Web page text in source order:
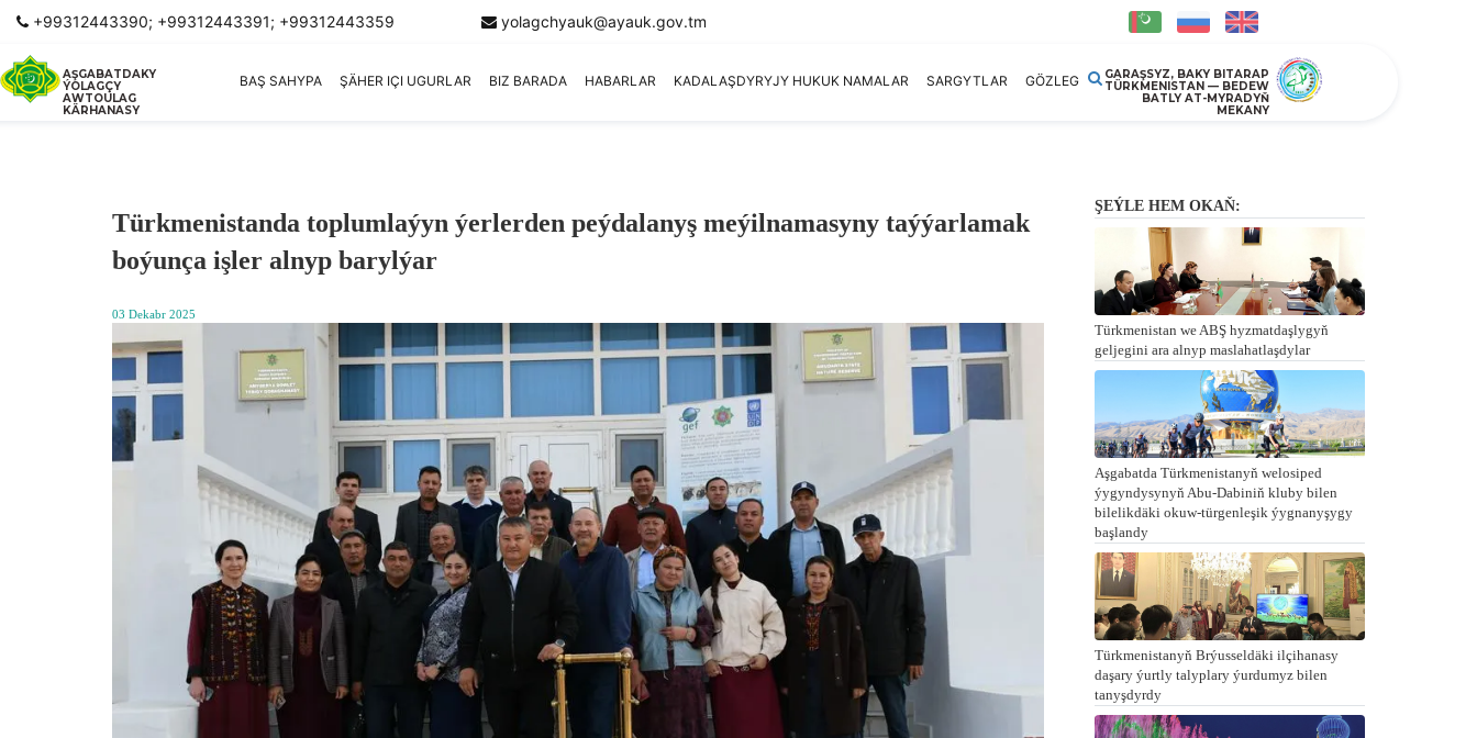
+99312443390; +99312443391; +99312443359 yolagchyauk@ayauk.gov.tm
AŞGABATDAKY
ÝOLAGÇY
AWTOULAG
KÄRHANASY
BAŞ SAHYPA ŞÄHER IÇI UGURLAR BIZ BARADA HABARLAR KADALAŞDYRYJY HUKUK NAMALAR SARGYTLAR GÖZLEG
GARAŞSYZ, BAKY BITARAP
TÜRKMENISTAN — BEDEW
BATLY AT-MYRADYŇ
MEKANY
Türkmenistanda toplumlaýyn ýerlerden peýdalanyş meýilnamasyny taýýarlamak
boýunça işler alnyp barylýar
03 Dekabr 2025
ŞEÝLE HEM OKAŇ:
Türkmenistan we ABŞ hyzmatdaşlygyň
geljegini ara alnyp maslahatlaşdylar
Aşgabatda Türkmenistanyň welosiped
ýygyndysynyň Abu-Dabiniň kluby bilen
bilelikdäki okuw-türgenleşik ýygnanyşygy
başlandy
Türkmenistanyň Brýusseldäki ilçihanasy
daşary ýurtly talyplary ýurdumyz bilen
tanyşdyrdy